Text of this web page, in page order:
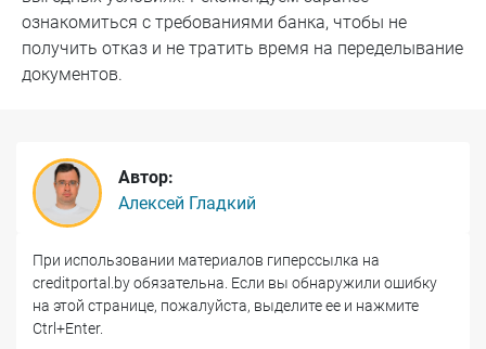
ознакомиться с требованиями банка, чтобы не
получить отказ и не тратить время на переделывание
документов.
Автор:
Алексей Гладкий
При использовании материалов гиперссылка на
creditportal.by обязательна. Если вы обнаружили ошибку
на этой странице, пожалуйста, выделите ее и нажмите
Ctrl+Enter.